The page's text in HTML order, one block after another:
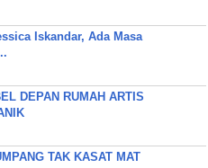
Iskandar, Ada Masa
DEPAN RUMAH ARTIS
TAK KASAT MAT